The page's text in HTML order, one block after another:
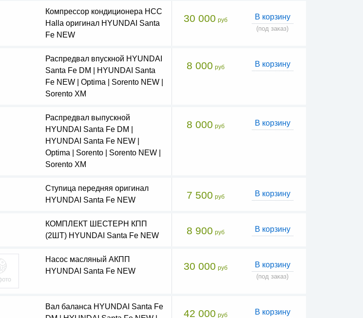
Компрессор кондиционера HCC
Halla оригинал HYUNDAI Santa
Fe NEW
30 000 руб В корзину
(под заказ)
Распредвал впускной HYUNDAI
Santa Fe DM | HYUNDAI Santa
Fe NEW | Optima | Sorento NEW |
Sorento XM
8 000 руб В корзину
Распредвал выпускной
HYUNDAI Santa Fe DM |
HYUNDAI Santa Fe NEW |
Optima | Sorento | Sorento NEW |
Sorento XM
8 000 руб В корзину
Ступица передняя оригинал
HYUNDAI Santa Fe NEW
7 500 руб В корзину
КОМПЛЕКТ ШЕСТЕРН КПП
(2ШТ) HYUNDAI Santa Fe NEW
8 900 руб В корзину
Насос масляный АКПП
HYUNDAI Santa Fe NEW
30 000 руб В корзину
(под заказ)
Вал баланса HYUNDAI Santa Fe
42 000 руб В корзину